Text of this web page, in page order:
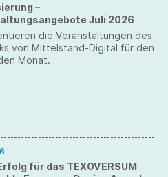
–
Juli 2026
die Veranstaltungen des
von Mittelstand-Digital für den
Monat.
für das TEXOVERSUM